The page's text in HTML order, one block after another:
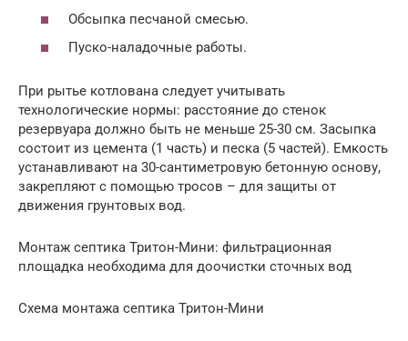
Обсыпка песчаной смесью.
Пуско-наладочные работы.
При рытье котлована следует учитывать
технологические нормы: расстояние до стенок
резервуара должно быть не меньше 25-30 см. Засыпка
состоит из цемента (1 часть) и песка (5 частей). Емкость
устанавливают на 30-сантиметровую бетонную основу,
закрепляют с помощью тросов – для защиты от
движения грунтовых вод.
Монтаж септика Тритон-Мини: фильтрационная
площадка необходима для доочистки сточных вод
Схема монтажа септика Тритон-Мини